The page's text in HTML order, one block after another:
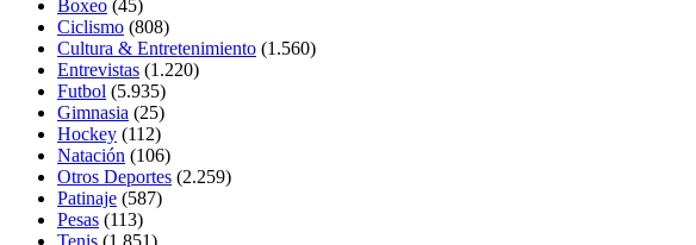
Boxeo (45)
Ciclismo (808)
Cultura & Entretenimiento (1.560)
Entrevistas (1.220)
Futbol (5.935)
Gimnasia (25)
Hockey (112)
Natación (106)
Otros Deportes (2.259)
Patinaje (587)
Pesas (113)